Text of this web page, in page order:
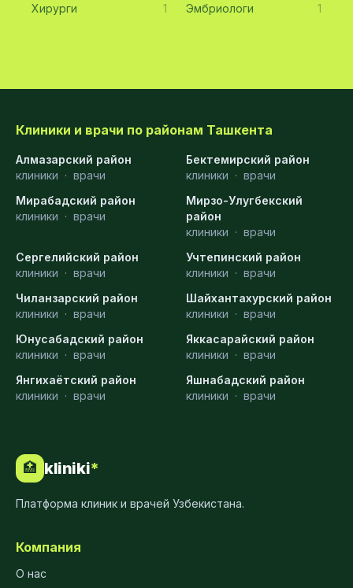
Хирурги 1 Эмбриологи 1
Клиники и врачи по районам Ташкента
Алмазарский район
клиники · врачи
Бектемирский район
клиники · врачи
Мирабадский район
клиники · врачи
Мирзо-Улугбекский
район
клиники · врачи
Сергелийский район
клиники · врачи
Учтепинский район
клиники · врачи
Чиланзарский район
клиники · врачи
Шайхантахурский район
клиники · врачи
Юнусабадский район
клиники · врачи
Яккасарайский район
клиники · врачи
Янгихаётский район
клиники · врачи
Яшнабадский район
клиники · врачи
🏥 kliniki*
Платформа клиник и врачей Узбекистана.
Компания
О нас